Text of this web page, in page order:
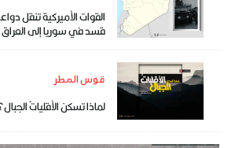
القوات الأميركية تنقل
قسد في سوريا إلى العراق
قوس المطر
لماذا تسكن الأقلياتُ